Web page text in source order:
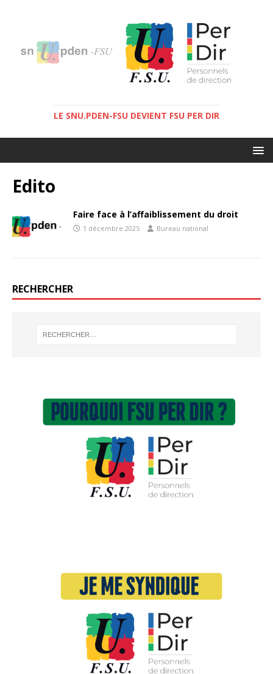
LE SNU.PDEN-FSU DEVIENT FSU PER DIR
Edito
Faire face à l’affaiblissement du droit
1 décembre 2025 Bureau national
RECHERCHER